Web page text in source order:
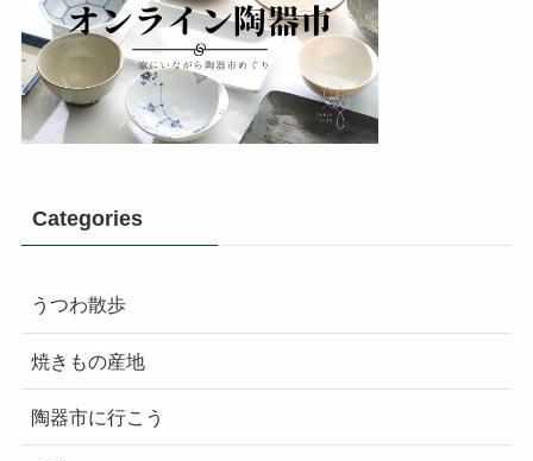
Categories
うつわ散歩
焼きもの産地
陶器市に行こう